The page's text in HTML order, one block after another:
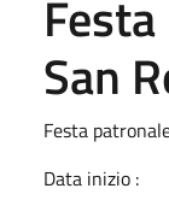
San
Festa
Data inizio :